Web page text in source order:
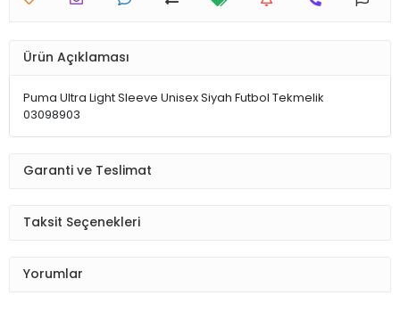
Ürün Açıklaması
Puma Ultra Light Sleeve Unisex Siyah Futbol Tekmelik
03098903
Garanti ve Teslimat
Taksit Seçenekleri
Yorumlar